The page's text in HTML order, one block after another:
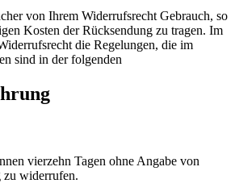
von Ihrem Widerrufsrecht Gebrauch, so
Kosten der Rücksendung zu tragen. Im
die Regelungen, die im
sind in der folgenden
vierzehn Tagen ohne Angabe von
zu widerrufen.